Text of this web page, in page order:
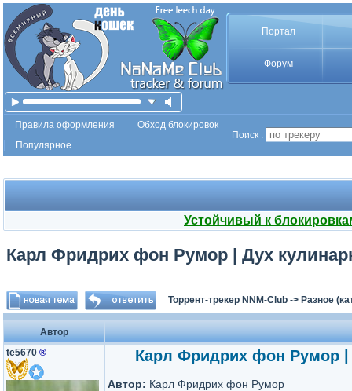
Портал
Форум
Правила оформления
Обход блокировок
Популярное
Поиск :
Устойчивый к
Карл Фридрих фон Румор | Дух
Торрент-трекер NNM-Club -> Разное
Автор
te5670 ® Карл Фридрих фон Румор |
Автор: Карл Фридрих фон Румор